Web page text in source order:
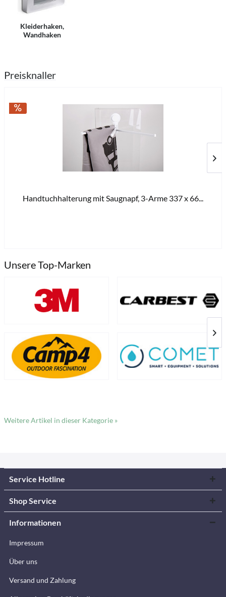
Kleiderhaken,
Wandhaken
Preisknaller
Handtuchhalterung mit Saugnapf, 3-Arme 337 x 66...
Unsere Top-Marken
Weitere Artikel in dieser Kategorie »
Service Hotline
Shop Service
Informationen
Impressum
Über uns
Versand und Zahlung